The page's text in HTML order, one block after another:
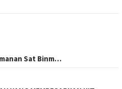
Sat Binm…